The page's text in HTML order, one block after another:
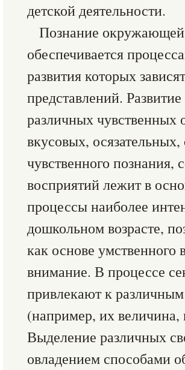
детской деятельности.
Познание окружающей
обеспечивается
развития которых
представлений.
различных чувственных
вкусовых,
чувственного
восприятий лежит в
процессы наиболее
дошкольном возрасте,
как основе умственного
внимание. В процессе
привлекают к
(например, их величина,
Выделение различных
овладением способами